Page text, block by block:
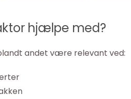
hjælpe med?
andet være relevant ved: